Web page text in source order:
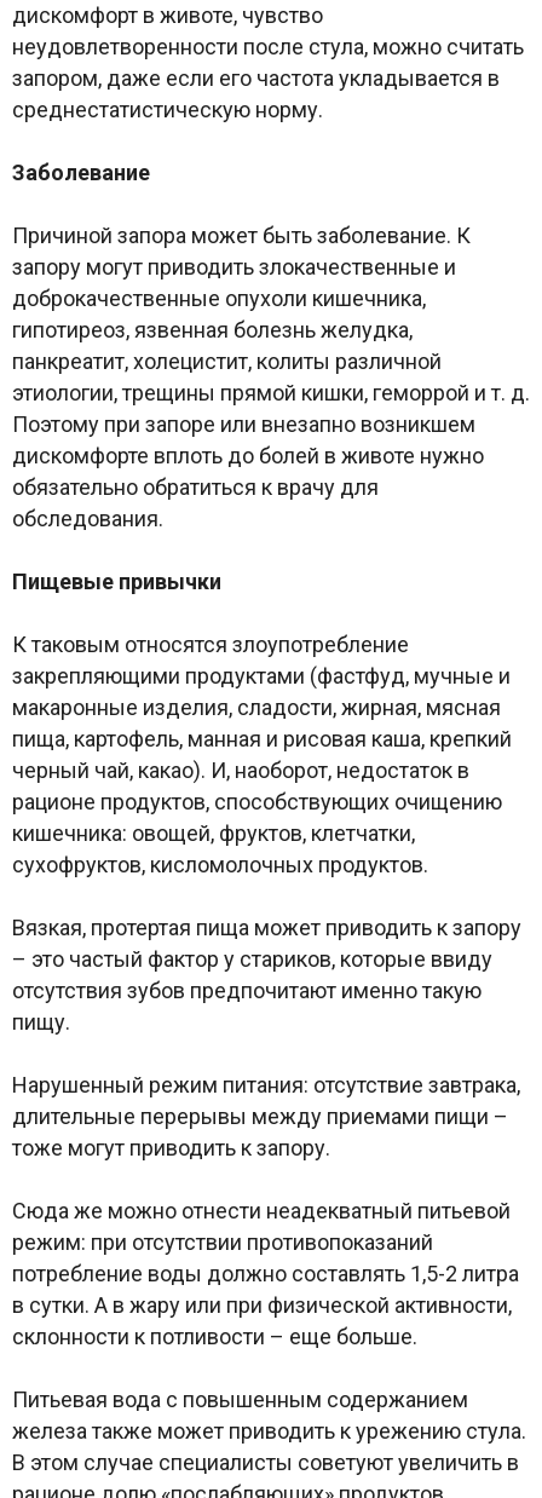
дискомфорт в животе, чувство
неудовлетворенности после стула, можно считать
запором, даже если его частота укладывается в
среднестатистическую норму.
Заболевание
Причиной запора может быть заболевание. К
запору могут приводить злокачественные и
доброкачественные опухоли кишечника,
гипотиреоз, язвенная болезнь желудка,
панкреатит, холецистит, колиты различной
этиологии, трещины прямой кишки, геморрой и т. д.
Поэтому при запоре или внезапно возникшем
дискомфорте вплоть до болей в животе нужно
обязательно обратиться к врачу для
обследования.
Пищевые привычки
К таковым относятся злоупотребление
закрепляющими продуктами (фастфуд, мучные и
макаронные изделия, сладости, жирная, мясная
пища, картофель, манная и рисовая каша, крепкий
черный чай, какао). И, наоборот, недостаток в
рационе продуктов, способствующих очищению
кишечника: овощей, фруктов, клетчатки,
сухофруктов, кисломолочных продуктов.
Вязкая, протертая пища может приводить к запору
– это частый фактор у стариков, которые ввиду
отсутствия зубов предпочитают именно такую
пищу.
Нарушенный режим питания: отсутствие завтрака,
длительные перерывы между приемами пищи –
тоже могут приводить к запору.
Сюда же можно отнести неадекватный питьевой
режим: при отсутствии противопоказаний
потребление воды должно составлять 1,5-2 литра
в сутки. А в жару или при физической активности,
склонности к потливости – еще больше.
Питьевая вода с повышенным содержанием
железа также может приводить к урежению стула.
В этом случае специалисты советуют увеличить в